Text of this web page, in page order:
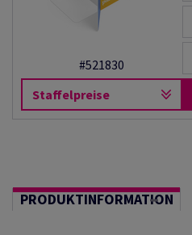
#521830
Staffelpreise
PRODUKTINFORMATION